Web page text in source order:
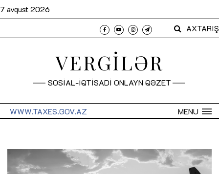
7 avqust 2026
AXTARIŞ
VERGİLƏR
SOSİAL-İQTİSADİ ONLAYN QƏZET
MENU
WWW.TAXES.GOV.AZ